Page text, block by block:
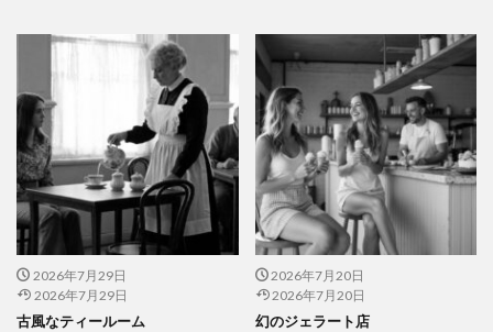
2026年7月29日
2026年7月29日
古風なティールーム
2026年7月20日
2026年7月20日
幻のジェラート店